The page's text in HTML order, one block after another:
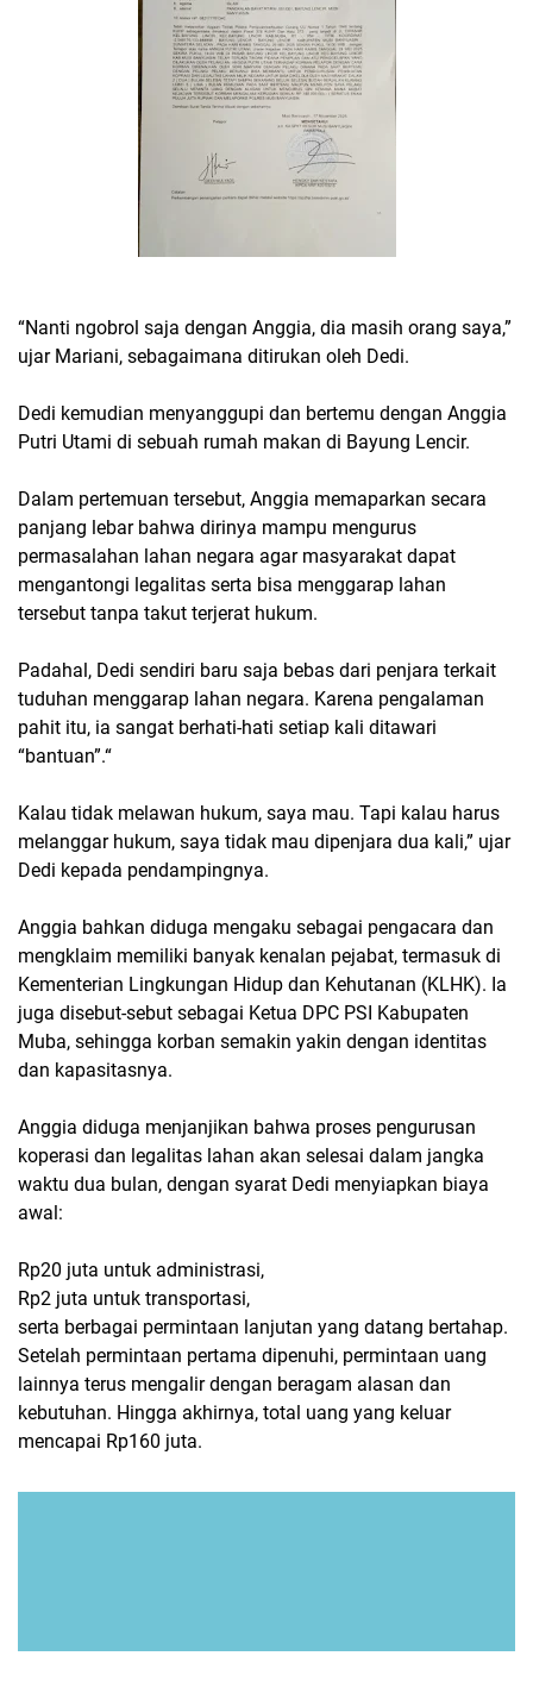
“Nanti ngobrol saja dengan Anggia, dia masih orang saya,”
ujar Mariani, sebagaimana ditirukan oleh Dedi.
Dedi kemudian menyanggupi dan bertemu dengan Anggia
Putri Utami di sebuah rumah makan di Bayung Lencir.
Dalam pertemuan tersebut, Anggia memaparkan secara
panjang lebar bahwa dirinya mampu mengurus
permasalahan lahan negara agar masyarakat dapat
mengantongi legalitas serta bisa menggarap lahan
tersebut tanpa takut terjerat hukum.
Padahal, Dedi sendiri baru saja bebas dari penjara terkait
tuduhan menggarap lahan negara. Karena pengalaman
pahit itu, ia sangat berhati-hati setiap kali ditawari
“bantuan”.“
Kalau tidak melawan hukum, saya mau. Tapi kalau harus
melanggar hukum, saya tidak mau dipenjara dua kali,” ujar
Dedi kepada pendampingnya.
Anggia bahkan diduga mengaku sebagai pengacara dan
mengklaim memiliki banyak kenalan pejabat, termasuk di
Kementerian Lingkungan Hidup dan Kehutanan (KLHK). Ia
juga disebut-sebut sebagai Ketua DPC PSI Kabupaten
Muba, sehingga korban semakin yakin dengan identitas
dan kapasitasnya.
Anggia diduga menjanjikan bahwa proses pengurusan
koperasi dan legalitas lahan akan selesai dalam jangka
waktu dua bulan, dengan syarat Dedi menyiapkan biaya
awal:
Rp20 juta untuk administrasi,
Rp2 juta untuk transportasi,
serta berbagai permintaan lanjutan yang datang bertahap.
Setelah permintaan pertama dipenuhi, permintaan uang
lainnya terus mengalir dengan beragam alasan dan
kebutuhan. Hingga akhirnya, total uang yang keluar
mencapai Rp160 juta.